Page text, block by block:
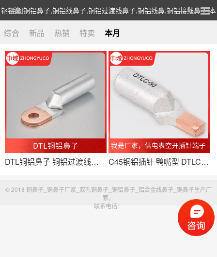
返回
铜铝鼻,铜铝鼻子,铜铝线鼻子,铜铝过渡线鼻子,铜铝线鼻,铜铝接线鼻子|本
月热销
综合 新品 热销 特卖 本月
DTL铜铝鼻子 铜铝过渡线鼻子 国标铜铝线鼻 铜铝接线端子 C45铜铝插针 鸭嘴型 DTLC电表断路器插针 DZ47空开专用 防漏电
© 2018 铜鼻子_铜鼻子厂家_双孔铜鼻子_铜铝鼻子_铝合金线鼻子_铜鼻子生产厂
家。
联系电话：